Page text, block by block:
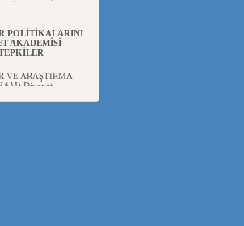
POLİTİKALARINI
AKADEMİSİ
VE ARAŞTIRMA
Diyanet
KATLİAMI